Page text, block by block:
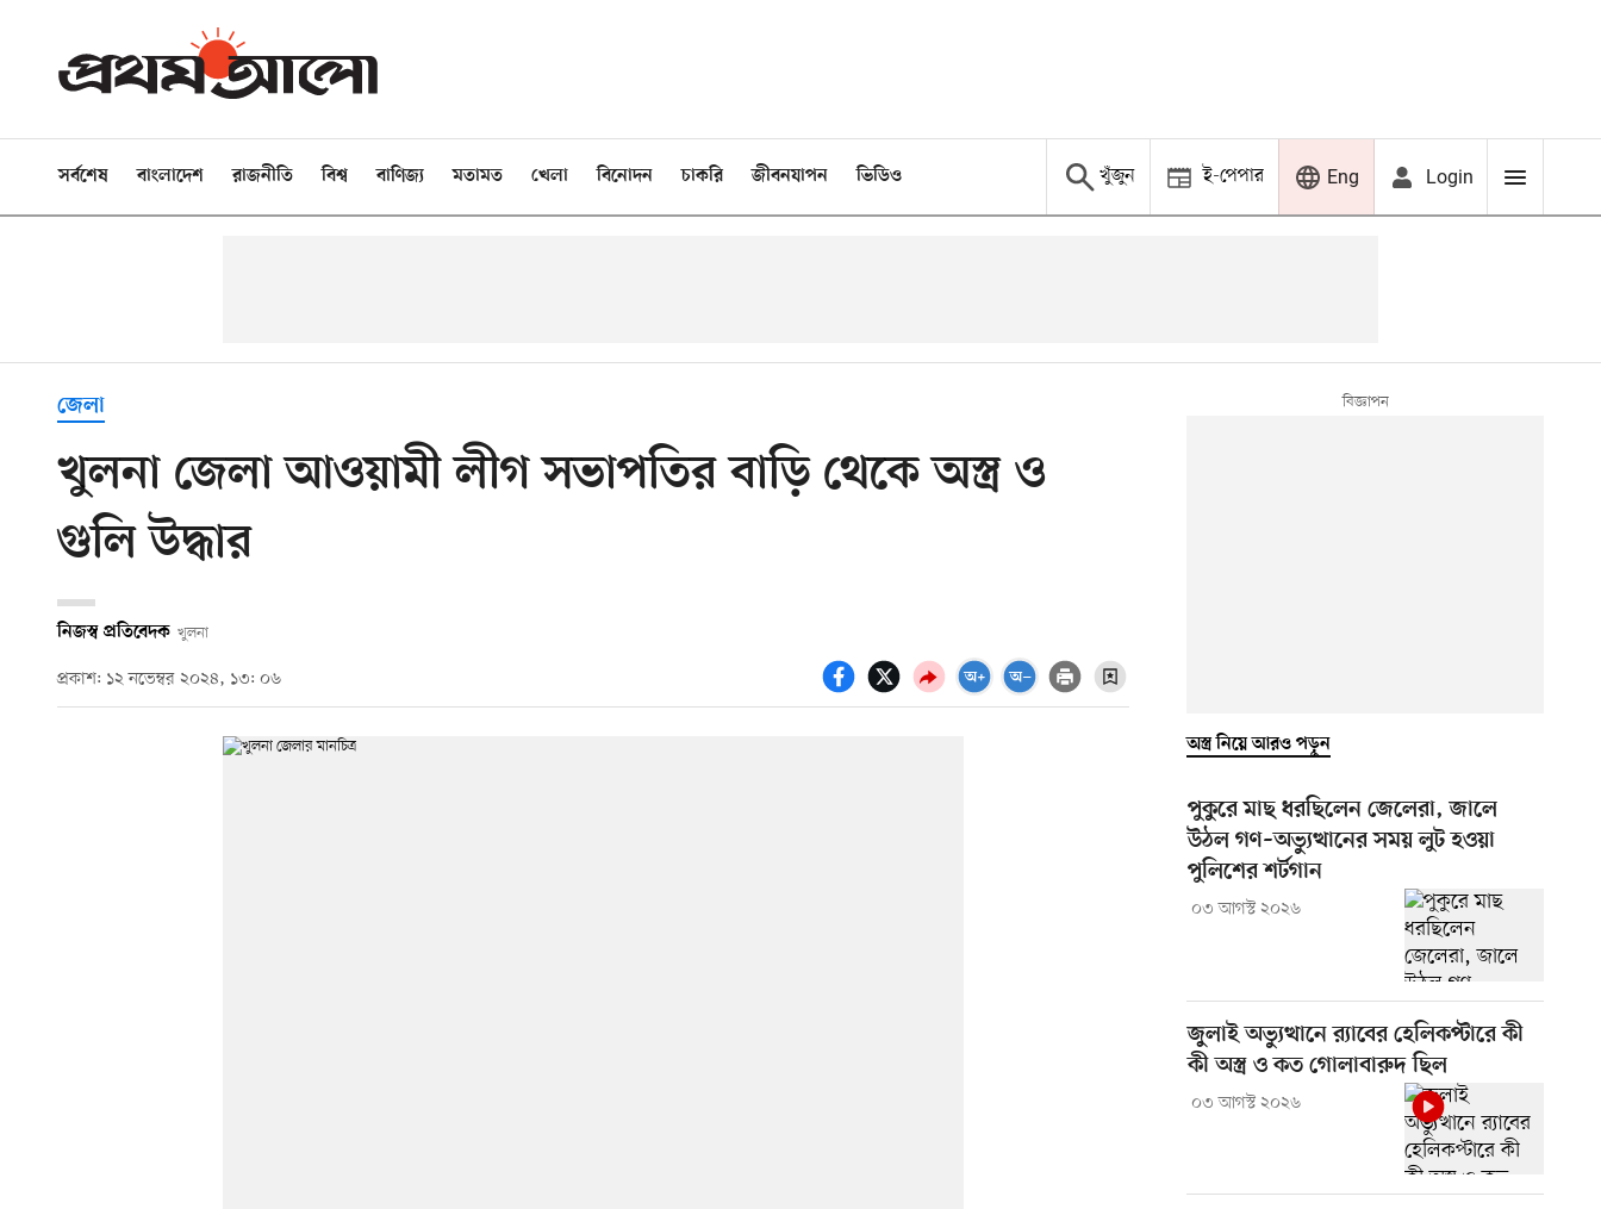
সর্বশেষ বাংলাদেশ রাজনীতি বিশ্ব বাণিজ্য মতামত খেলা বিনোদন চাকরি জীবনযাপন ভিডিও খুঁজুন ই-পেপার Eng Login
জেলা
খুলনা জেলা আওয়ামী লীগ সভাপতির বাড়ি থেকে অস্ত্র ও
গুলি উদ্ধার
নিজস্ব প্রতিবেদক খুলনা
প্রকাশ: ১২ নভেম্বর ২০২৪, ১৩: ০৬
অস্ত্র নিয়ে আরও পড়ুন
পুকুরে মাছ ধরছিলেন জেলেরা, জালে
উঠল গণ–অভ্যুত্থানের সময় লুট হওয়া
পুলিশের শর্টগান
০৩ আগস্ট ২০২৬
জুলাই অভ্যুত্থানে র‍্যাবের হেলিকপ্টারে কী
কী অস্ত্র ও কত গোলাবারুদ ছিল
০৩ আগস্ট ২০২৬